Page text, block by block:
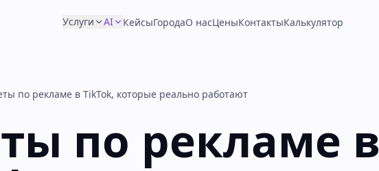
Услуги AI КейсыГородаО насЦеныКонтактыКалькулятор
по рекламе в TikTok, которые реально работают
по рекламе в